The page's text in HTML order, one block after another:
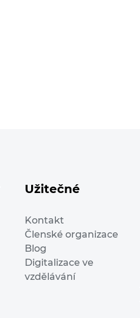
Užitečné
Kontakt
Členské organizace
Blog
Digitalizace ve
vzdělávání